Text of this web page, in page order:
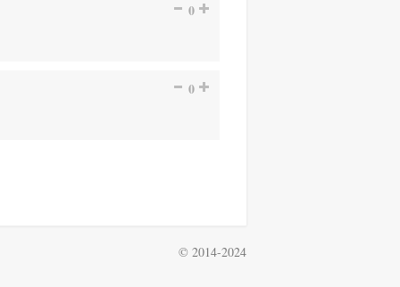
0
0
© 2014-2024